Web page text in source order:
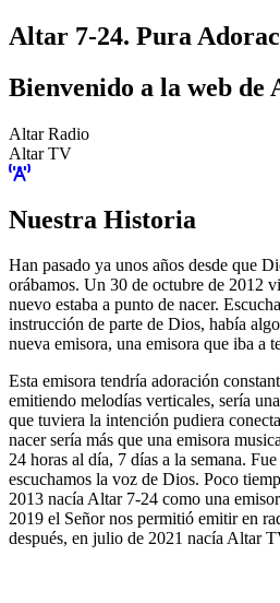
Altar 7-24. Pura
Bienvenido a la web de
Altar Radio
Altar TV
Nuestra Historia
Han pasado ya unos años desde que
orábamos. Un 30 de octubre de 2012
nuevo estaba a punto de nacer.
instrucción de parte de Dios, había
nueva emisora, una emisora que iba a
Esta emisora tendría adoración
emitiendo melodías verticales, sería
que tuviera la intención pudiera
nacer sería más que una emisora
24 horas al día, 7 días a la semana.
escuchamos la voz de Dios. Poco
2013 nacía Altar 7-24 como una
2019 el Señor nos permitió emitir en
después, en julio de 2021 nacía Altar